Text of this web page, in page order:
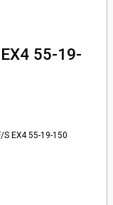
55-19-
S EX4 55-19-150